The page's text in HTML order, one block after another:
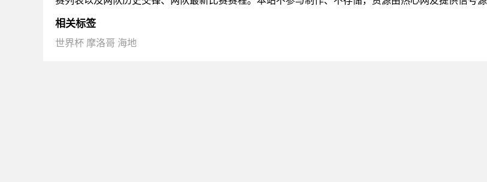
相关标签
世界杯 摩洛哥 海地